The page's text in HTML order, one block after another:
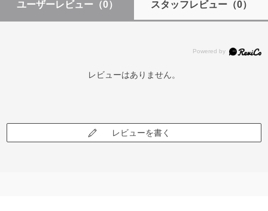
ユーザーレビュー （0） スタッフレビュー（0）
レビューはありません。
レビューを書く